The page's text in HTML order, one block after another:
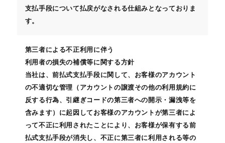
支払手段について払戻がなされる仕組みとなっておりま
す。
第三者による不正利用に伴う
利用者の損失の補償等に関する方針
当社は、前払式支払手段に関して、お客様のアカウント
の不適切な管理（アカウントの譲渡その他の利用規約に
反する行為、引継ぎコードの第三者への開示・漏洩等を
含みます）に起因してお客様のアカウントが第三者によ
って不正に利用されたことにより、お客様が保有する前
払式支払手段が消失し、不正に第三者に利用される等の